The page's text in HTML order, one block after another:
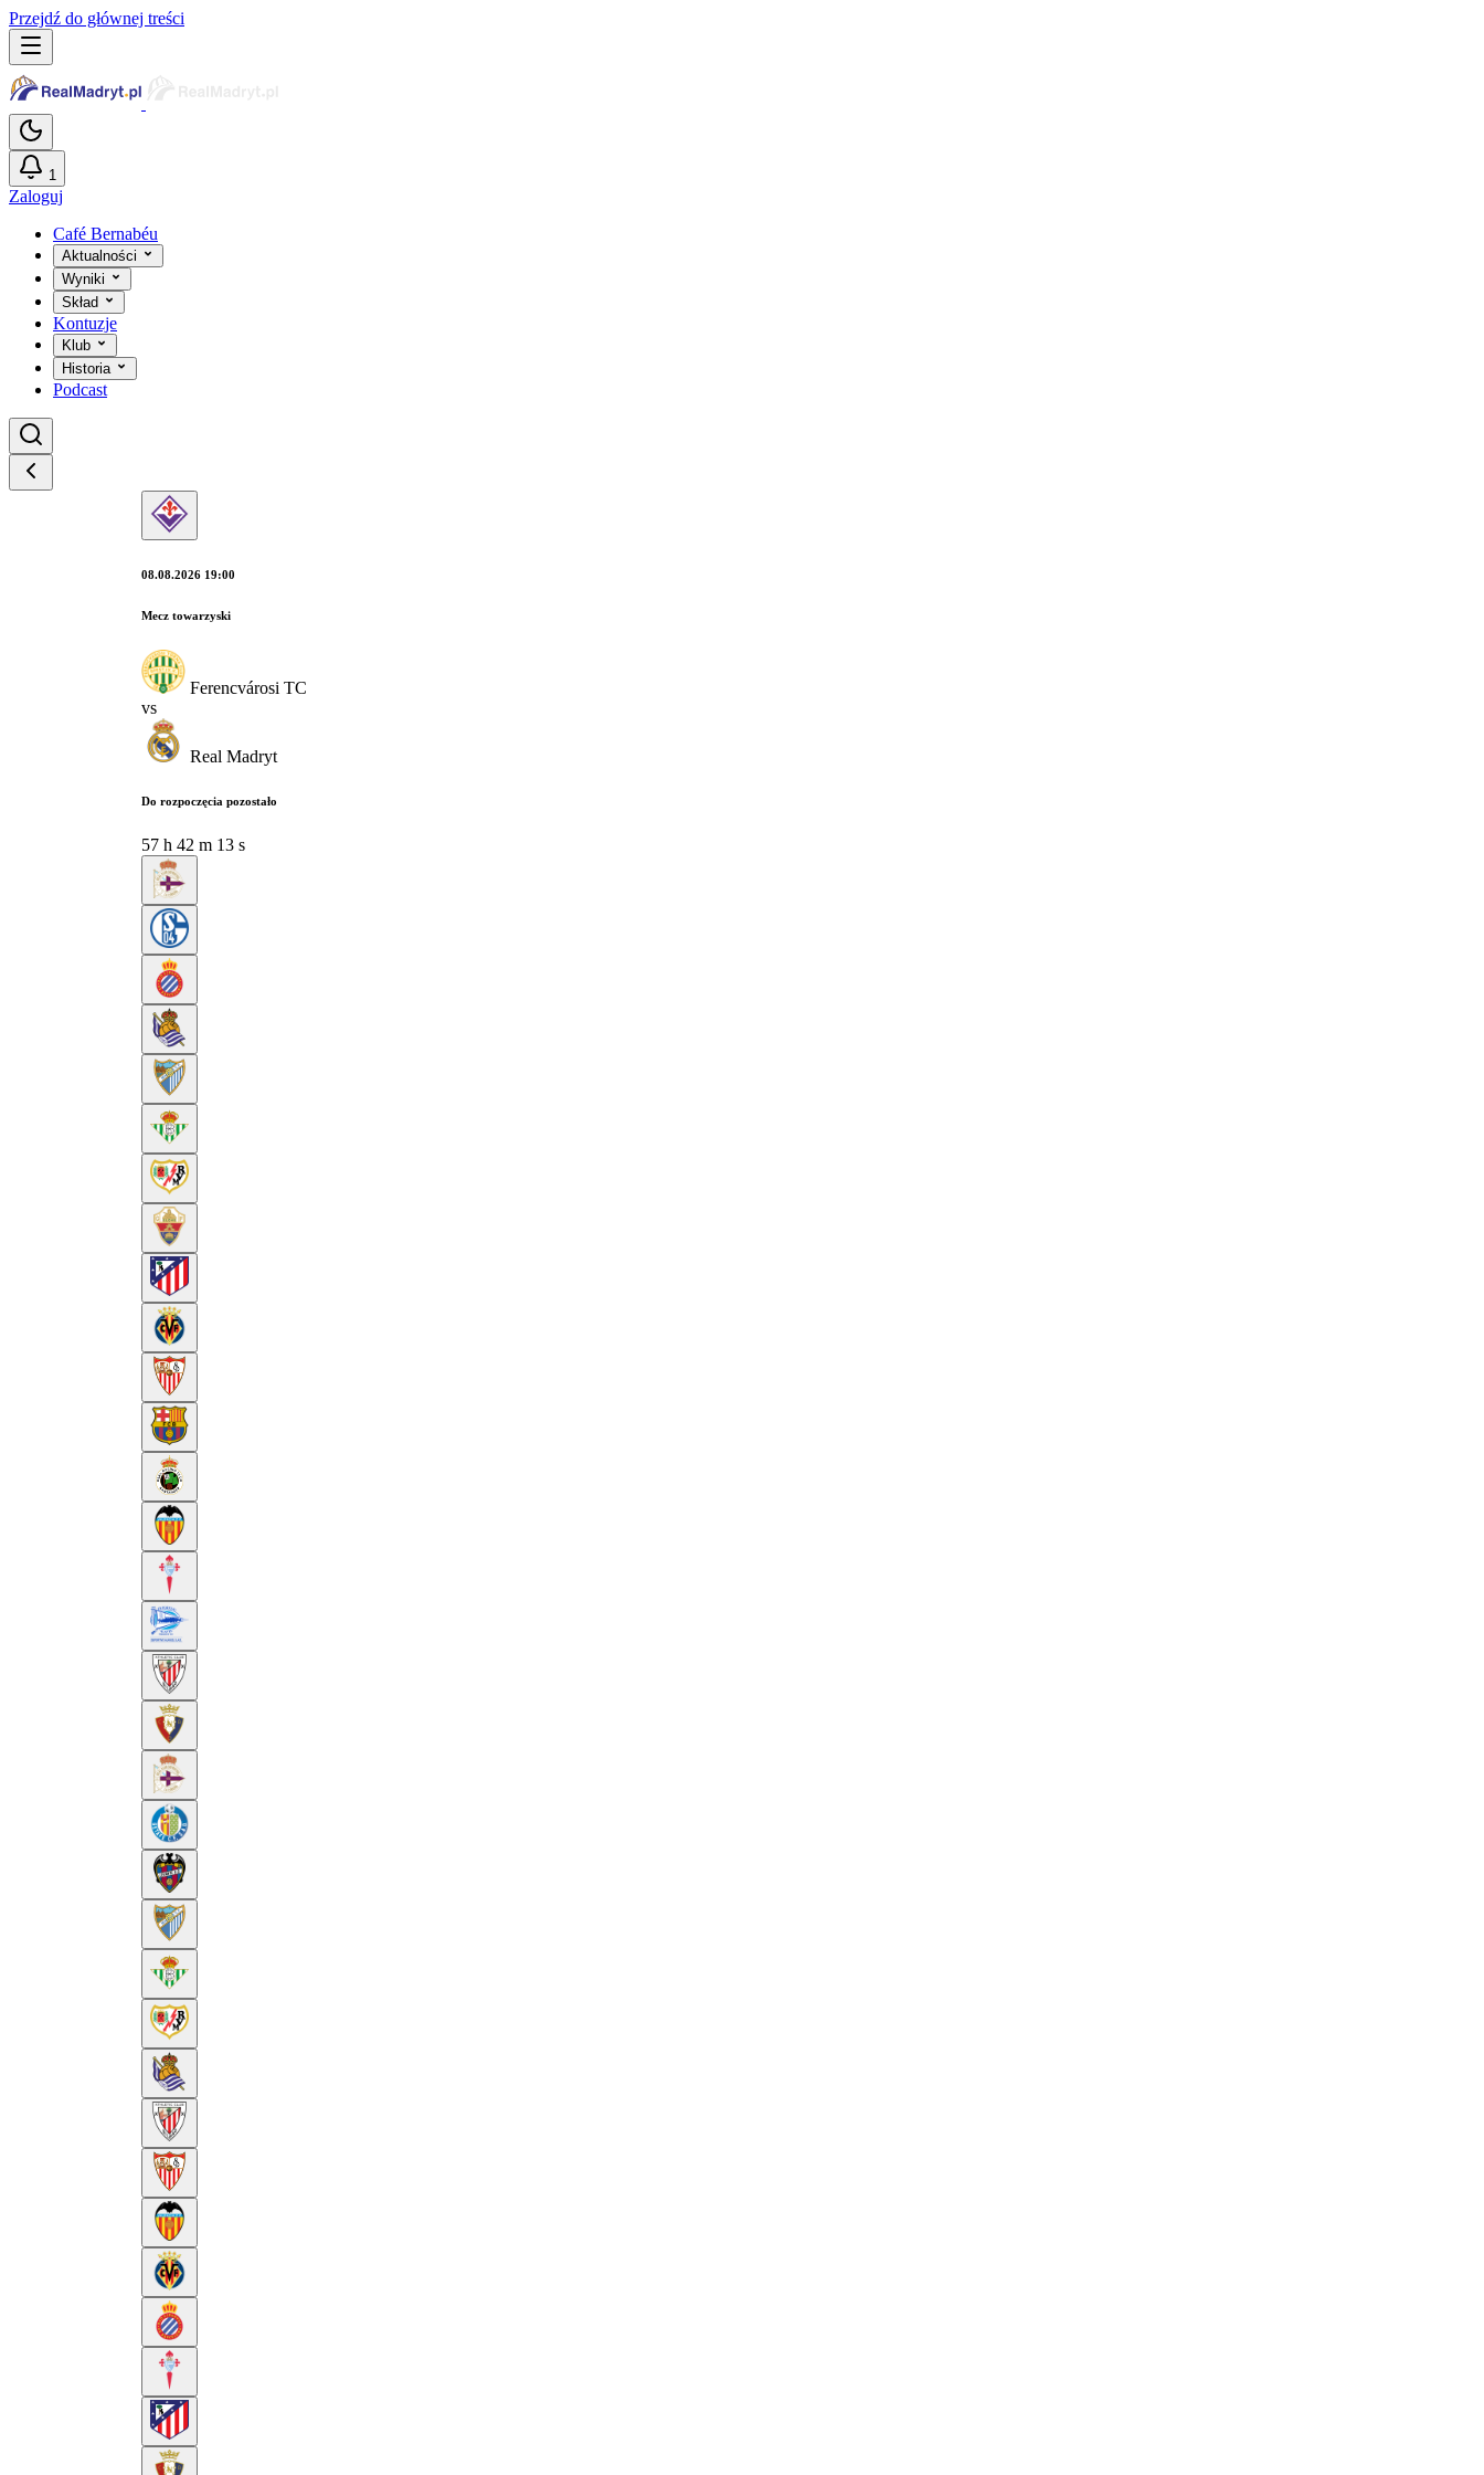
Przejdź do głównej treści
1
Zaloguj
Café Bernabéu
Aktualności
Wyniki
Skład
Kontuzje
Klub
Historia
Podcast
08.08.2026 19:00
Mecz towarzyski
Ferencvárosi TC
vs
Real Madryt
Do rozpoczęcia pozostało
57 h 42 m 12 s